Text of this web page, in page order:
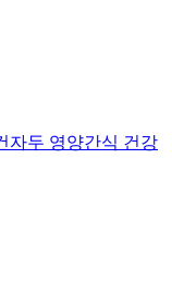
자두 영양간식 건강